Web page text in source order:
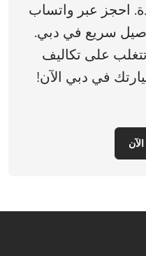
احجز عبر واتساب
سريع في دبي.
على تكاليف
في دبي الآن!